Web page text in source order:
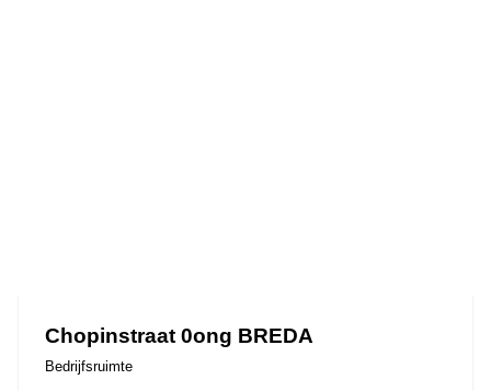
Chopinstraat 0ong BREDA
Bedrijfsruimte